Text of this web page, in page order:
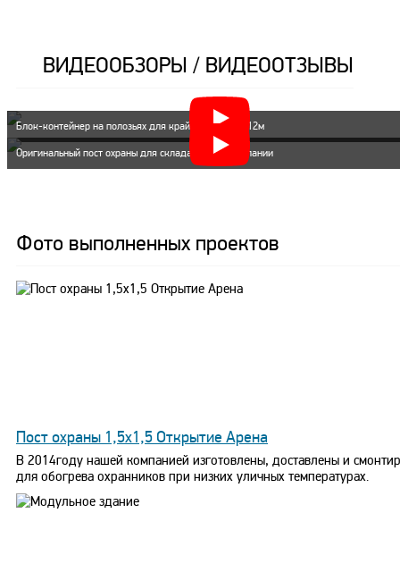
ВИДЕООБЗОРЫ / ВИДЕООТЗЫВЫ
Блок-контейнер на полозьях для крайнего севера 12м
Оригинальный пост охраны для склада мясной компании
Фото выполненных проектов
Пост охраны 1,5х1,5 Открытие Арена
В 2014году нашей компанией изготовлены, доставлены и
для обогрева охранников при низких уличных температурах.